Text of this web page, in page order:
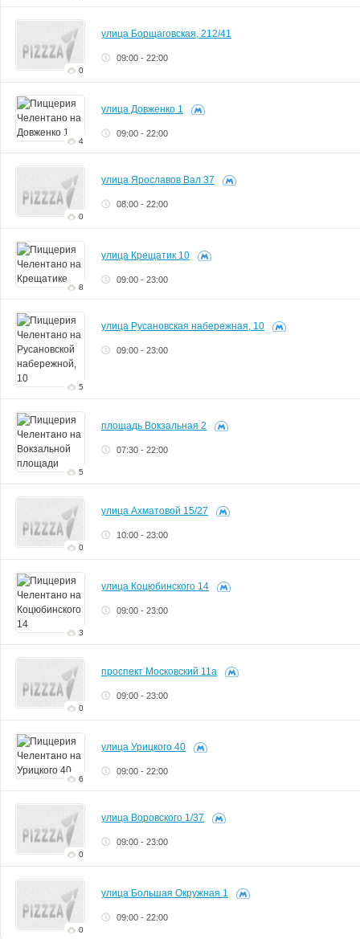
0
улица Борщаговская, 212/41
09:00 - 22:00
4
улица Довженко 1
09:00 - 22:00
0
улица Ярославов Вал 37
08:00 - 22:00
8
улица Крещатик 10
09:00 - 23:00
5
улица Русановская набережная, 10
09:00 - 23:00
5
площадь Вокзальная 2
07:30 - 22:00
0
улица Ахматовой 15/27
10:00 - 23:00
3
улица Коцюбинского 14
09:00 - 23:00
0
проспект Московский 11а
09:00 - 23:00
6
улица Урицкого 40
09:00 - 22:00
0
улица Воровского 1/37
09:00 - 23:00
0
улица Большая Окружная 1
09:00 - 22:00